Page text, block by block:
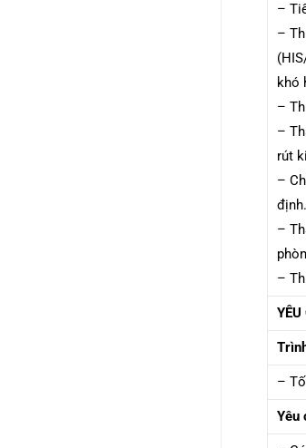
–
–
khó
–
–
rút
–
định.
–
–
YÊU
–
Yêu